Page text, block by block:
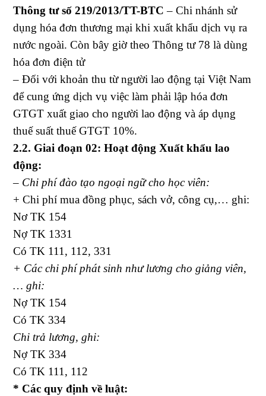
Thông tư số 219/2013/TT-BTC – Chi nhánh sử
dụng hóa đơn thương mại khi xuất khẩu dịch vụ ra
nước ngoài. Còn bây giờ theo Thông tư 78 là dùng
hóa đơn điện tử
– Đối với khoản thu từ người lao động tại Việt Nam
để cung ứng dịch vụ việc làm phải lập hóa đơn
GTGT xuất giao cho người lao động và áp dụng
thuế suất thuế GTGT 10%.
2.2. Giai đoạn 02: Hoạt động Xuất khẩu lao
động:
– Chi phí đào tạo ngoại ngữ cho học viên:
+ Chi phí mua đồng phục, sách vở, công cụ,… ghi:
Nơ TK 154
Nợ TK 1331
Có TK 111, 112, 331
+ Các chi phí phát sinh như lương cho giảng viên,
… ghi:
Nợ TK 154
Có TK 334
Chi trả lương, ghi:
Nợ TK 334
Có TK 111, 112
* Các quy định về luật: